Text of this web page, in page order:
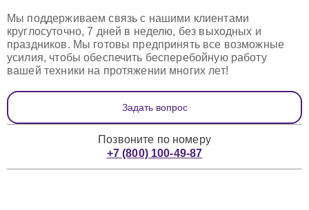
Мы поддерживаем связь с нашими клиентами
круглосуточно, 7 дней в неделю, без выходных и
праздников. Мы готовы предпринять все возможные
усилия, чтобы обеспечить бесперебойную работу
вашей техники на протяжении многих лет!
Задать вопрос
Позвоните по номеру
+7 (800) 100-49-87